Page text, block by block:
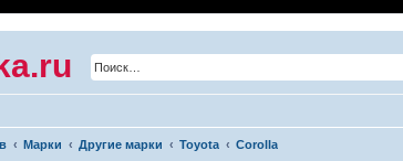
Марки Другие марки Toyota Corolla